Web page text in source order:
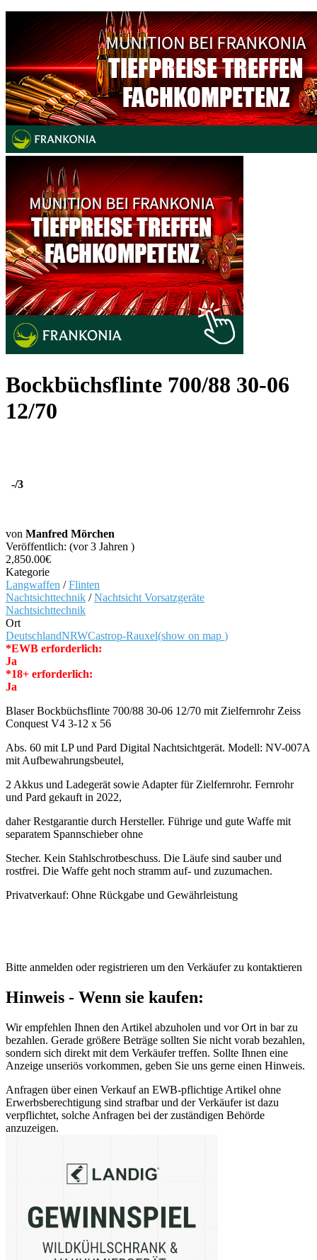
Bockbüchsflinte 700/88 30-06
12/70
-/3
von Manfred Mörchen
Veröffentlich: (vor 3 Jahren )
2,850.00€
Kategorie
Langwaffen /Flinten
Nachtsichttechnik /Nachtsicht Vorsatzgeräte
Nachtsichttechnik
Ort
DeutschlandNRWCastrop-Rauxel(show on map )
*EWB erforderlich:
Ja
*18+ erforderlich:
Ja
Blaser Bockbüchsflinte 700/88 30-06 12/70 mit Zielfernrohr Zeiss
Conquest V4 3-12 x 56
Abs. 60 mit LP und Pard Digital Nachtsichtgerät. Modell: NV-007A
mit Aufbewahrungsbeutel,
2 Akkus und Ladegerät sowie Adapter für Zielfernrohr. Fernrohr
und Pard gekauft in 2022,
daher Restgarantie durch Hersteller. Führige und gute Waffe mit
separatem Spannschieber ohne
Stecher. Kein Stahlschrotbeschuss. Die Läufe sind sauber und
rostfrei. Die Waffe geht noch stramm auf- und zuzumachen.
Privatverkauf: Ohne Rückgabe und Gewährleistung
Bitte anmelden oder registrieren um den Verkäufer zu kontaktieren
Hinweis - Wenn sie kaufen:
Wir empfehlen Ihnen den Artikel abzuholen und vor Ort in bar zu
bezahlen. Gerade größere Beträge sollten Sie nicht vorab bezahlen,
sondern sich direkt mit dem Verkäufer treffen. Sollte Ihnen eine
Anzeige unseriös vorkommen, geben Sie uns gerne einen Hinweis.
Anfragen über einen Verkauf an EWB-pflichtige Artikel ohne
Erwerbsberechtigung sind strafbar und der Verkäufer ist dazu
verpflichtet, solche Anfragen bei der zuständigen Behörde
anzuzeigen.